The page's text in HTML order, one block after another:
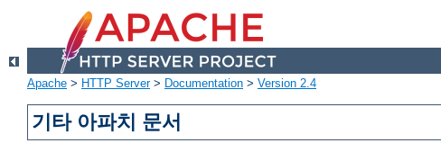
Apache > HTTP Server> Documentation > Version 2.4
기타 아파치 문서